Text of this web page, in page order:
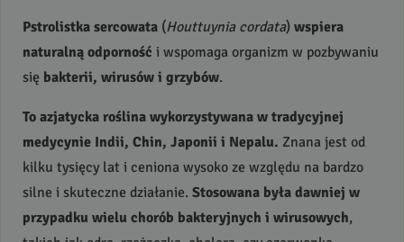
Pstrolistka sercowata (Houttuynia cordata) wspiera
naturalną odporność i wspomaga organizm w pozbywaniu
się bakterii, wirusów i grzybów.
To azjatycka roślina wykorzystywana w tradycyjnej
medycynie Indii, Chin, Japonii i Nepalu. Znana jest od
kilku tysięcy lat i ceniona wysoko ze względu na bardzo
silne i skuteczne działanie. Stosowana była dawniej w
przypadku wielu chorób bakteryjnych i wirusowych,